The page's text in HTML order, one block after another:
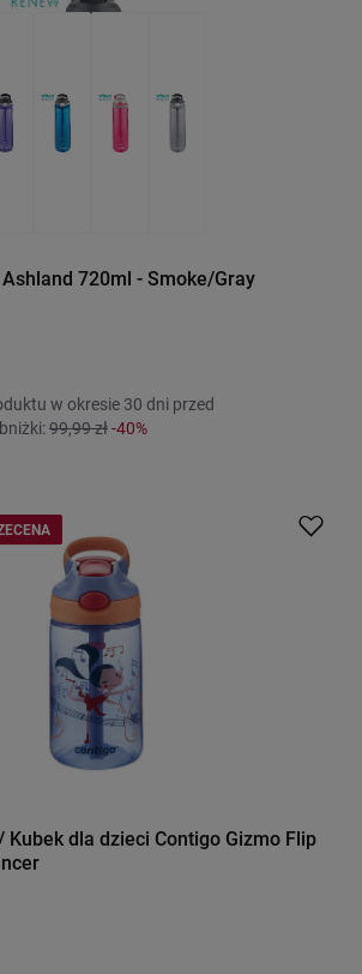
720ml - Smoke/Gray
w okresie 30 dni przed
99,99 zł-40%
Kubek dla dzieci Contigo Gizmo Flip